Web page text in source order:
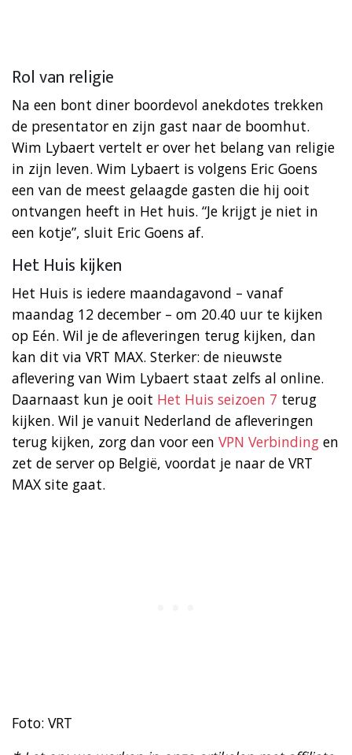
Rol van religie
Na een bont diner boordevol anekdotes trekken
de presentator en zijn gast naar de boomhut.
Wim Lybaert vertelt er over het belang van religie
in zijn leven. Wim Lybaert is volgens Eric Goens
een van de meest gelaagde gasten die hij ooit
ontvangen heeft in Het huis. “Je krijgt je niet in
een kotje”, sluit Eric Goens af.
Het Huis kijken
Het Huis is iedere maandagavond – vanaf
maandag 12 december – om 20.40 uur te kijken
op Eén. Wil je de afleveringen terug kijken, dan
kan dit via VRT MAX. Sterker: de nieuwste
aflevering van Wim Lybaert staat zelfs al online.
Daarnaast kun je ooit Het Huis seizoen 7 terug
kijken. Wil je vanuit Nederland de afleveringen
terug kijken, zorg dan voor een VPN Verbinding en
zet de server op België, voordat je naar de VRT
MAX site gaat.
Foto: VRT